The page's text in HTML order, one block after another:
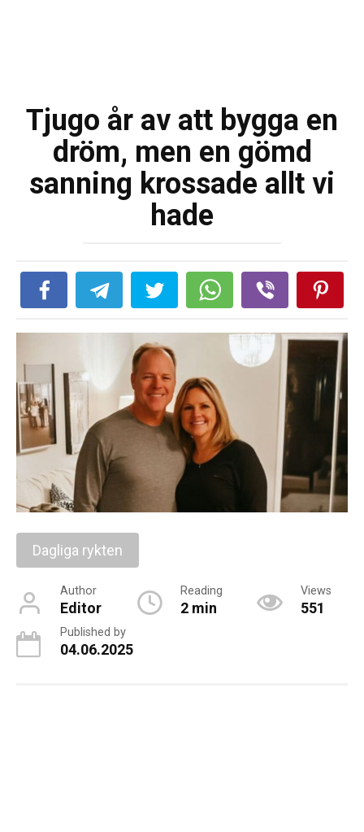
Tjugo år av att bygga en
dröm, men en gömd
sanning krossade allt vi
hade
Dagliga rykten
Author
Editor
Reading
2 min
Views
551
Published by
04.06.2025